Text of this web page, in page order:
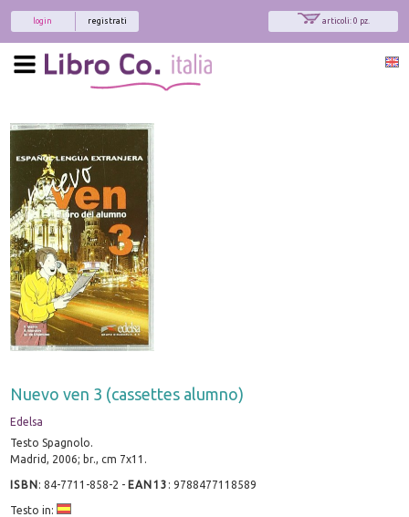
articoli: 0 pz.
registrati
login
Nuevo ven 3 (cassettes alumno)
Edelsa
Testo Spagnolo.
Madrid, 2006; br., cm 7x11.
ISBN:84-7711-858-2 - EAN13 :9788477118589
Testo in: